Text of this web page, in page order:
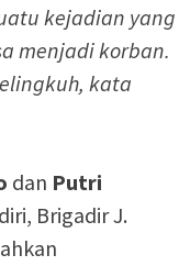
kejadian yang
menjadi korban.
kata
dan Putri
Brigadir J.